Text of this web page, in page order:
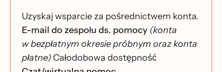
Uzyskaj wsparcie za pośrednictwem konta.
E-mail do zespołu ds. pomocy (konta
w bezpłatnym okresie próbnym oraz konta
płatne) Całodobowa dostępność